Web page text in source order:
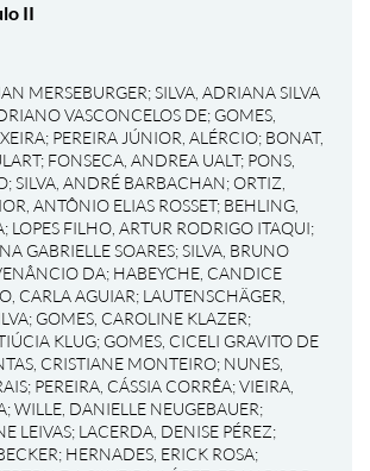
II
MERSEBURGER;SILVA, ADRIANA SILVA
VASCONCELOS DE; GOMES,
; PEREIRA JÚNIOR, ALÉRCIO; BONAT,
; FONSECA, ANDREA UALT; PONS,
;SILVA, ANDRÉ BARBACHAN;ORTIZ,
ANTÔNIO ELIAS ROSSET; BEHLING,
; LOPES FILHO, ARTUR RODRIGO ITAQUI;
GABRIELLE SOARES;SILVA, BRUNO
DA; HABEYCHE, CANDICE
CARLA AGUIAR; LAUTENSCHÄGER,
; GOMES, CAROLINE KLAZER;
KLUG; GOMES, CICELI GRAVITO DE
CRISTIANE MONTEIRO; NUNES,
; PEREIRA, CÁSSIA CORRÊA;VIEIRA,
;WILLE, DANIELLE NEUGEBAUER;
LEIVAS; LACERDA, DENISE PÉREZ;
; HERNADES, ERICK ROSA;